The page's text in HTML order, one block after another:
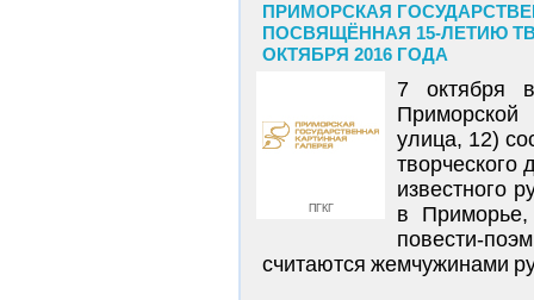
ПРИМОРСКАЯ
ПОСВЯЩЁННАЯ 15-ЛЕТИЮ
ОКТЯБРЯ 2016 ГОДА
ПГКГ
7 октября
Приморской
улица, 12)
известного
в Приморье,
повести-
считаются жемчужинами